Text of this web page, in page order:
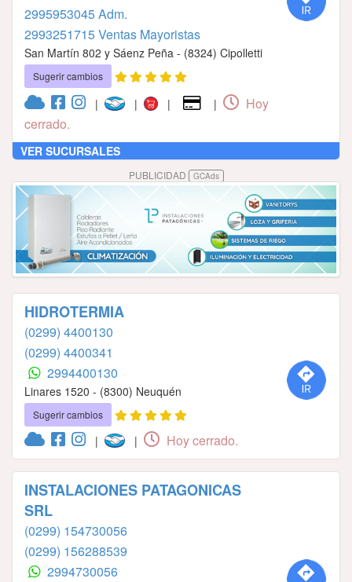
2995953045 Adm.
2993251715 Ventas Mayoristas
San Martín 802 y Sáenz Peña - (8324) Cipolletti
Sugerir cambios
| | | |
Hoy
cerrado.
VER SUCURSALES
PUBLICIDAD GCAds
HIDROTERMIA
(0299) 4400130
(0299) 4400341
2994400130
Linares 1520 - (8300) Neuquén
Sugerir cambios
| | Hoy cerrado.
INSTALACIONES PATAGONICAS
SRL
(0299) 154730056
(0299) 156288539
2994730056